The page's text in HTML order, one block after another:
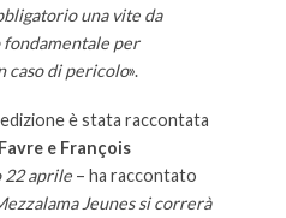
una vite da
per
caso di pericolo».
è stata raccontata
e François
22 aprile– ha raccontato
Jeunes si correrà